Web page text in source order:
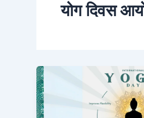
योग दिवस